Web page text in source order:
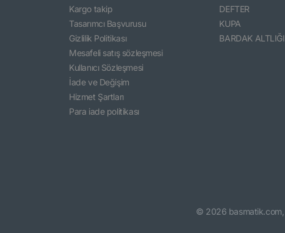
Kargo takip
Tasarımcı Başvurusu
Gizlilik Politikası
Mesafeli satış sözleşmesi
Kullanıcı Sözleşmesi
İade ve Değişim
Hizmet Şartları
Para iade politikası
DEFTER
KUPA
BARDAK ALTLIĞI
© 2026 basmatik.com,